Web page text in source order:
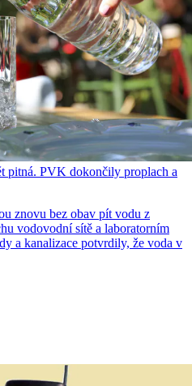
pitná. PVK dokončily proplach a
znovu bez obav pít vodu z
vodovodní sítě a laboratorním
a kanalizace potvrdily, že voda v